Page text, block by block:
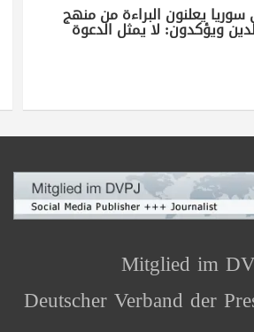
يعلنون البراءة من منهج
ويؤكدون: لا يمثل الدعوة
Mitglied im
Deutscher Verband der